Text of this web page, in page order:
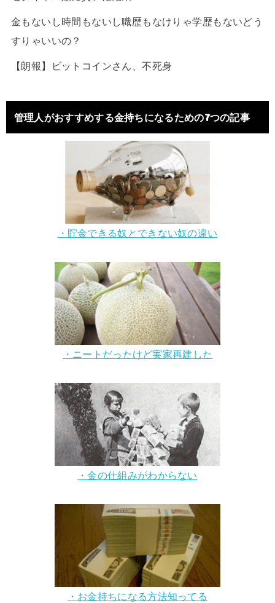
金もないし時間もないし職歴もなけりゃ学歴もないどう
すりゃいいの？
【朗報】ビットコインさん、不死身
管理人がおすすめする金持ちになるための7つの記事
・貯金できる奴とできない奴の違い
・ニートだったけど実家再建した
・金の仕組みがわからない
・お金持ちになる方法知ってる